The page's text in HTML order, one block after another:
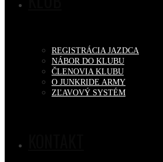
REGISTRÁCIA JAZDCA
NÁBOR DO KLUBU
ČLENOVIA KLUBU
O JUNKRIDE ARMY
ZĽAVOVÝ SYSTÉM